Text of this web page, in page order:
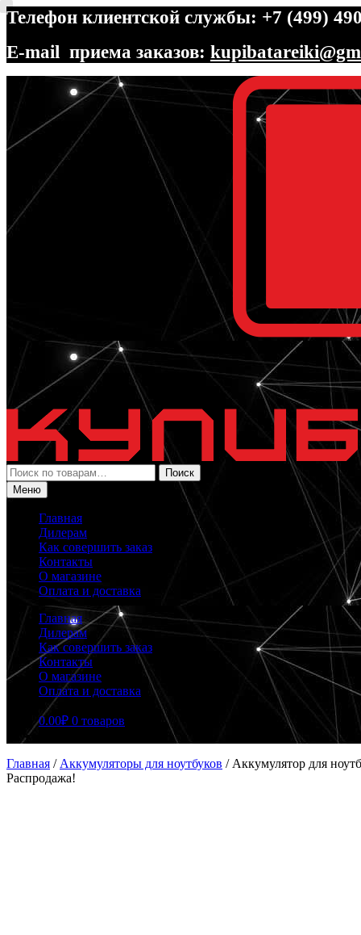
Телефон клиентской службы: +7 (499)
E-mail приема заказов:
Перейти
навигации
Перейти
содержимому
Искать:
Поиск
Меню
Главная
Дилерам
Как совершить заказ
Контакты
О магазине
Оплата и доставка
Главная
Дилерам
Как совершить заказ
Контакты
О магазине
Оплата и доставка
0.00₽ 0 товаров
Главная / Аккумуляторы для ноутбуков / Аккумулятор для
Распродажа!